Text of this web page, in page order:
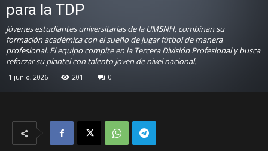
para la TDP
Jóvenes estudiantes universitarias de la UMSNH, combinan su
formación académica con el sueño de jugar fútbol de manera
profesional. El equipo compite en la Tercera División Profesional y busca
reforzar su plantel con talento joven de nivel nacional.
1 junio, 2026 201 0